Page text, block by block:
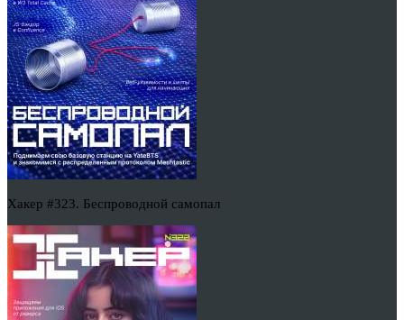
Хакер #323. Беспроводной самопал